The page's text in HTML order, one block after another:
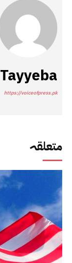
متعلقہ
Tayyeba
https://voiceofpress.pk